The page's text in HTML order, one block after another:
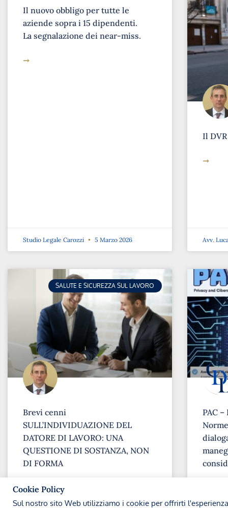
Il nuovo obbligo per tutte le
aziende sopra i 15 dipendenti.
La segnalazione dei near-miss.
➞
Studio Legale Carozzi 5 Marzo 2026
Il
➞
Avv.
SALUTE E SICUREZZA SUL LAVORO
Brevi cenni
SULL’INDIVIDUAZIONE DEL
DATORE DI LAVORO: UNA
QUESTIONE DI SOSTANZA, NON
DI FORMA
➞
PAC
Cookie Policy
Sul nostro sito Web utilizziamo i cookie per offrirti